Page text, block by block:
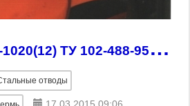
О
твод ОКШ 90-1020(12) ТУ 102-488-95 R1, 5 96 790, 00 руб.
отводы
17.03.2015 09:06